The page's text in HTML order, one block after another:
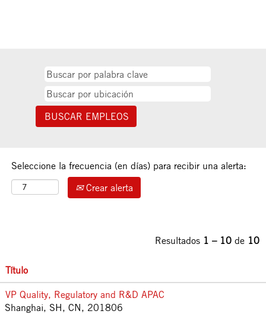
Seleccione la frecuencia (en días) para recibir una alerta:
Crear alerta
Resultados 1 – 10 de 10
Título
VP Quality, Regulatory and R&D APAC
Shanghai, SH, CN, 201806